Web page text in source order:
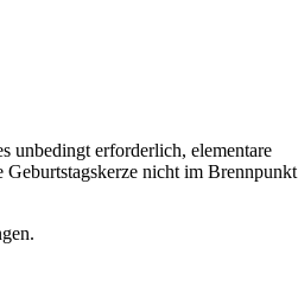
unbedingt erforderlich, elementare
nicht im Brennpunkt